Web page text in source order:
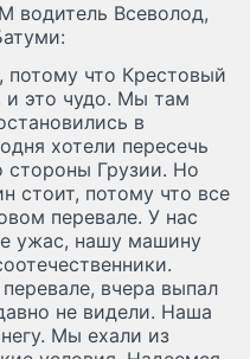
водитель Всеволод,
потому что Крестовый
и это чудо. Мы там
в
хотели пересечь
стороны Грузии. Но
стоит, потому что все
перевале. У нас
ужас, нашу машину
вчера выпал
не видели. Наша
Мы ехали из